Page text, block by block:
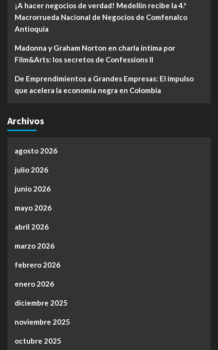
¡A hacer negocios de verdad! Medellín recibe la 4.ª
Macrorrueda Nacional de Negocios de Comfenalco
Antioquia
Madonna y Graham Norton en charla íntima por
Film&Arts: los secretos de Confessions II
De Emprendimientos a Grandes Empresas: El impulso
que acelera la economía negra en Colombia
Archivos
agosto 2026
julio 2026
junio 2026
mayo 2026
abril 2026
marzo 2026
febrero 2026
enero 2026
diciembre 2025
noviembre 2025
octubre 2025